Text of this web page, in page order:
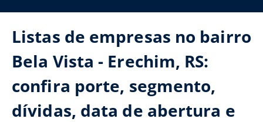
Listas de empresas no bairro
Bela Vista - Erechim, RS:
confira porte, segmento,
dívidas, data de abertura e